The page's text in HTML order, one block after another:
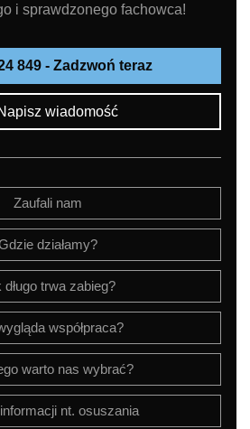
i sprawdzonego fachowca!
849 - Zadzwoń teraz
wiadomość
Zaufali nam
działamy?
długo trwa zabieg?
współpraca?
warto nas wybrać?
nt. osuszania